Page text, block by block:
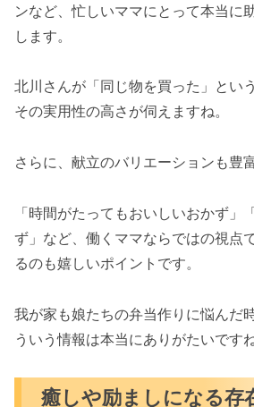
ンなど、忙しいママにとって本当に
します。
北川さんが「同じ物を買った」とい
その実用性の高さが伺えますね。
さらに、献立のバリエーションも豊富
「時間がたってもおいしいおかず」
ず」など、働くママならではの視点
るのも嬉しいポイントです。
我が家も娘たちの弁当作りに悩んだ
ういう情報は本当にありがたいです
癒しや励ましになる存